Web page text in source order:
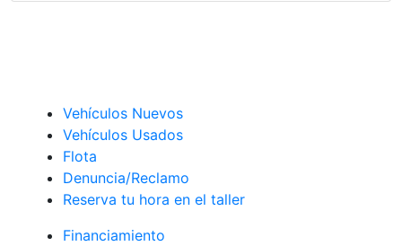
Vehículos Nuevos
Vehículos Usados
Flota
Denuncia/Reclamo
Reserva tu hora en el taller
Financiamiento